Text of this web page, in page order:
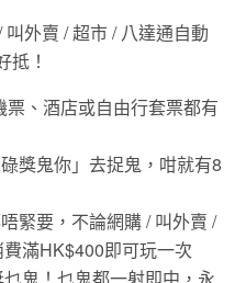
外賣 / 超市 / 八達通自動
抵！
、酒店或自由行套票都有
獎鬼你」去捉鬼，咁就有8
緊要，不論網購 / 叫外賣 /
滿HK$400即可玩一次